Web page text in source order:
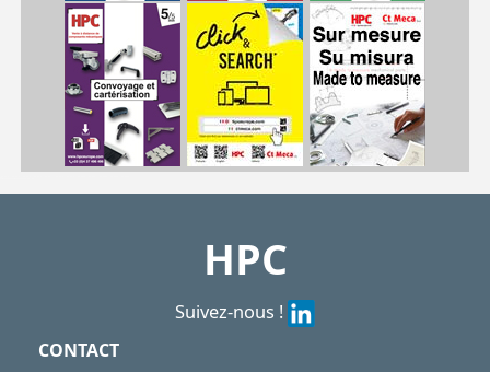
HPC
Suivez-nous !
CONTACT